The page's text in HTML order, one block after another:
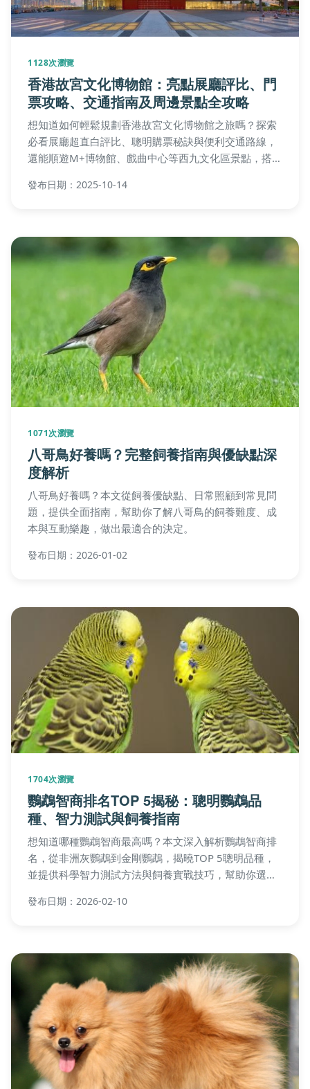
1128次瀏覽
香港故宮文化博物館：亮點展廳評比、門
票攻略、交通指南及周邊景點全攻略
想知道如何輕鬆規劃香港故宮文化博物館之旅嗎？探索
必看展廳超直白評比、聰明購票秘訣與便利交通路線，
還能順遊M+博物館、戲曲中心等西九文化區景點，搭配
發布日期：2025-10-14
1071次瀏覽
八哥鳥好養嗎？完整飼養指南與優缺點深
度解析
八哥鳥好養嗎？本文從飼養優缺點、日常照顧到常見問
題，提供全面指南，幫助你了解八哥鳥的飼養難度、成
本與互動樂趣，做出最適合的決定。
發布日期：2026-01-02
1704次瀏覽
鸚鵡智商排名TOP 5揭秘：聰明鸚鵡品
種、智力測試與飼養指南
想知道哪種鸚鵡智商最高嗎？本文深入解析鸚鵡智商排
名，從非洲灰鸚鵡到金剛鸚鵡，揭曉TOP 5聰明品種，
並提供科學智力測試方法與飼養實戰技巧，幫助你選擇
發布日期：2026-02-10